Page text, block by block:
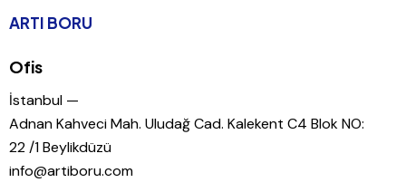
ARTI BORU
Ofis
İstanbul —
Adnan Kahveci Mah. Uludağ Cad. Kalekent C4 Blok NO:
22 /1 Beylikdüzü
info@artiboru.com